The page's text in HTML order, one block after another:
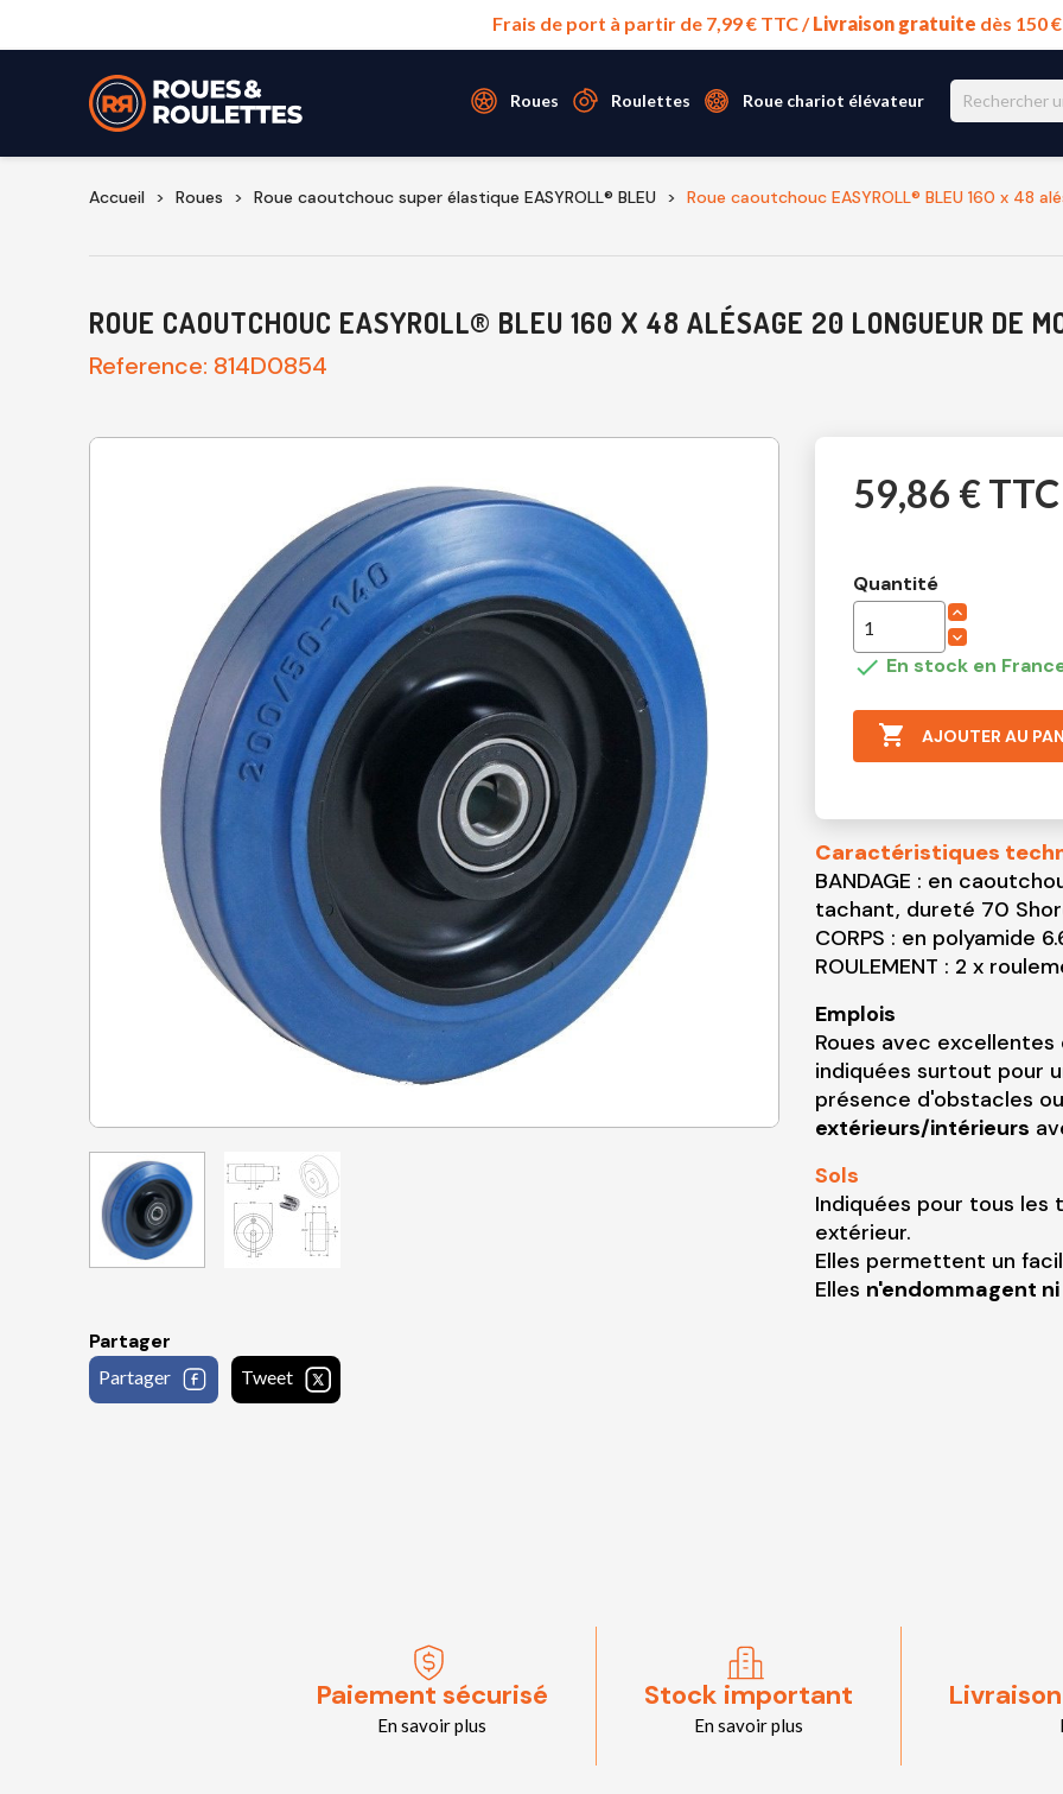
Frais de port à partir de 7,99 € TTC /Livraison gratuite dès 150
Roues Roulettes Roue chariot élévateur
Accueil Roues Roue caoutchouc super élastique EASYROLL® BLEU Roue caoutchouc EASYROLL® BLEU 160 x 48
ROUE CAOUTCHOUC EASYROLL® BLEU 160 X 48 ALÉSAGE 20 LONGUEUR DE
Reference: 814D0854
Partager
Partager Tweet
59,86 € TTC
Quantité
 En stock en
 AJOUTER AU
Caractéristiques
BANDAGE : en
tachant, dureté 70
CORPS : en polyamide
ROULEMENT : 2 x
Emplois
Roues avec
indiquées surtout pour
présence d'obstacles
extérieurs/intérieurs
Sols
Indiquées pour tous les
extérieur.
Elles permettent un
Elles n'endommagent
Paiement sécurisé
En savoir plus
Stock important
En savoir plus